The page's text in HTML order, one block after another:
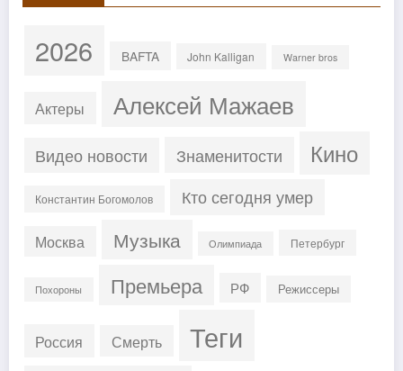
2026 BAFTA John Kalligan Warner bros
Актеры Алексей Мажаев
Видео новости Знаменитости Кино
Константин Богомолов Кто сегодня умер
Москва Музыка Олимпиада Петербург
Похороны Премьера РФ Режиссеры
Россия Смерть Теги